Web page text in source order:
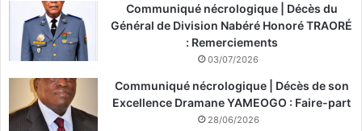
Communiqué nécrologique | Décès du
Général de Division Nabéré Honoré TRAORÉ
: Remerciements
03/07/2026
Communiqué nécrologique | Décès de son
Excellence Dramane YAMEOGO : Faire-part
28/06/2026